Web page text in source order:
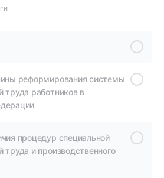
реформирования системы
труда работников в
процедур специальной
труда и производственного